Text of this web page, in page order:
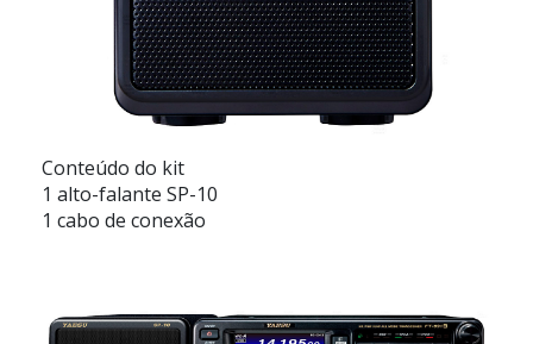
Conteúdo do kit
1 alto-falante SP-10
1 cabo de conexão